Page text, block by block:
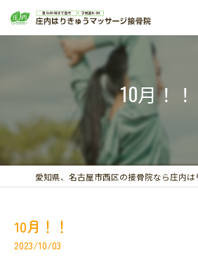
10月！！
10月！！
2023/10/03